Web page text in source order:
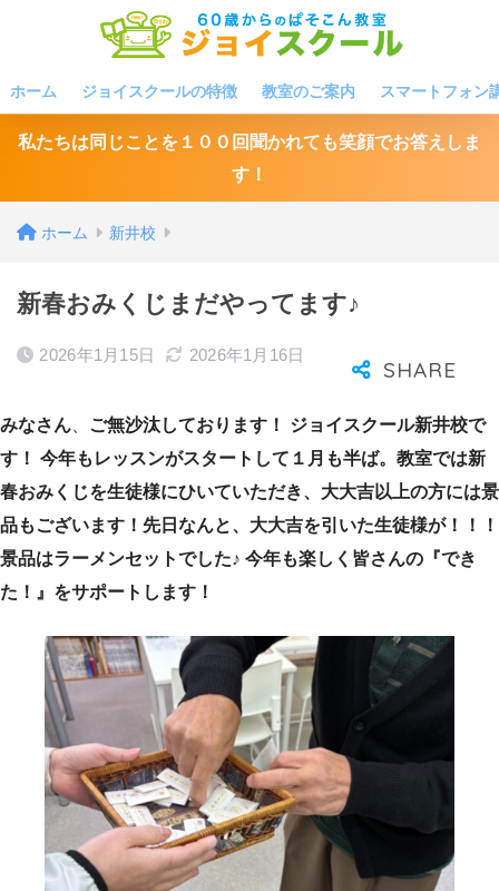
ホーム ジョイスクールの特徴 教室のご案内 スマートフォン
私たちは同じことを１００回聞かれても笑顔でお答えしま
す！
ホーム 新井校
新春おみくじまだやってます♪
2026年1月15日 2026年1月16日
みなさん
ご無沙汰しております！ ジョイスクール新井校で
す！ 今年もレッスンがスタートして１月も半ば。教室では新
春おみくじを生徒様にひいていただき、大大吉以上の方には景
品もございます！先日なんと、大大吉を引いた生徒様が！！！
景品はラーメンセットでした♪ 今年も楽しく皆さんの『でき
た！』をサポートします！